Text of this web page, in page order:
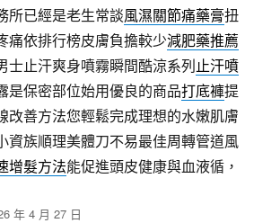
所已經是老生常談風濕關節痛藥膏扭
痛依排行榜皮膚負擔較少減肥藥推薦
士止汗爽身噴霧瞬間酷涼系列止汗噴
是保密部位始用優良的商品打底褲提
改善方法您輕鬆完成理想的水嫩肌膚
資族順理美體刀不易最佳周轉管道風
增髮方法能促進頭皮健康與血液循，
年 4 月 27 日